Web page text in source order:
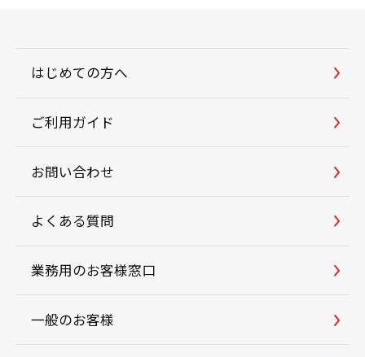
はじめての方へ
ご利用ガイド
お問い合わせ
よくある質問
業務用のお客様窓口
一般のお客様